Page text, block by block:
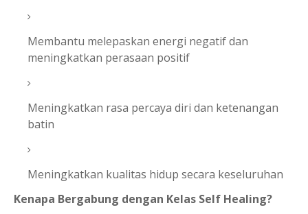
Membantu melepaskan energi negatif dan
meningkatkan perasaan positif
Meningkatkan rasa percaya diri dan ketenangan
batin
Meningkatkan kualitas hidup secara keseluruhan
Kenapa Bergabung dengan Kelas Self Healing?